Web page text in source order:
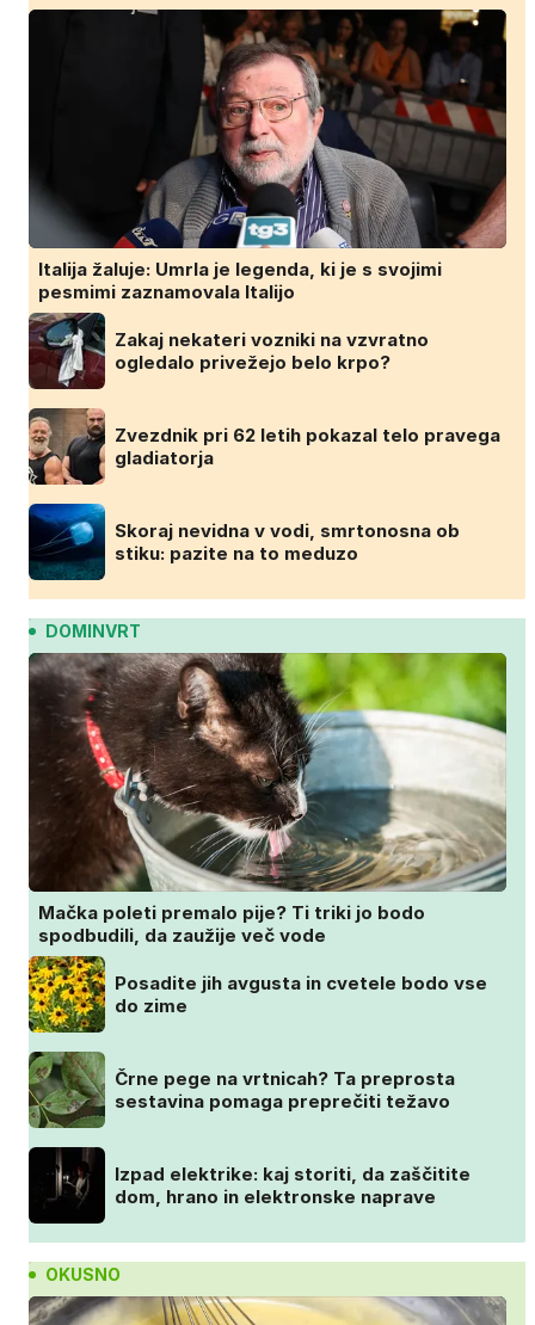
Italija žaluje: Umrla je legenda, ki je s svojimi
pesmimi zaznamovala Italijo
Zakaj nekateri vozniki na vzvratno
ogledalo privežejo belo krpo?
Zvezdnik pri 62 letih pokazal telo pravega
gladiatorja
Skoraj nevidna v vodi, smrtonosna ob
stiku: pazite na to meduzo
DOMINVRT
Mačka poleti premalo pije? Ti triki jo bodo
spodbudili, da zaužije več vode
Posadite jih avgusta in cvetele bodo vse
do zime
Črne pege na vrtnicah? Ta preprosta
sestavina pomaga preprečiti težavo
Izpad elektrike: kaj storiti, da zaščitite
dom, hrano in elektronske naprave
OKUSNO